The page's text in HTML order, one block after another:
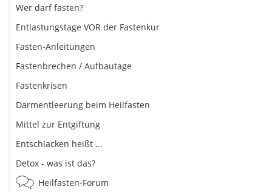
Wer darf fasten?
Entlastungstage VOR der Fastenkur
Fasten-Anleitungen
Fastenbrechen / Aufbautage
Fastenkrisen
Darmentleerung beim Heilfasten
Mittel zur Entgiftung
Entschlacken heißt ...
Detox - was ist das?
Heilfasten-Forum